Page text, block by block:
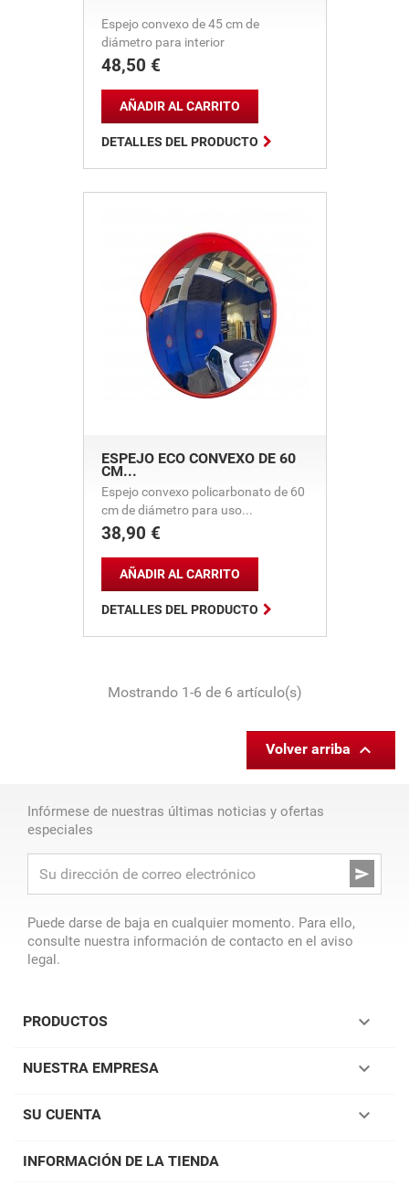
Espejo convexo de 45 cm de
diámetro para interior
Precio
48,50 €

AÑADIR AL CARRITO
DETALLES DEL PRODUCTO
ESPEJO ECO CONVEXO DE 60
CM...
Espejo convexo policarbonato de 60
cm de diámetro para uso...
Precio
38,90 €

AÑADIR AL CARRITO
DETALLES DEL PRODUCTO
Mostrando 1-6 de 6 artículo(s)
Volver arriba 
Infórmese de nuestras últimas noticias y ofertas
especiales

Puede darse de baja en cualquier momento. Para ello,
consulte nuestra información de contacto en el aviso
legal.
PRODUCTOS 
NUESTRA EMPRESA 
SU CUENTA 
INFORMACIÓN DE LA TIENDA